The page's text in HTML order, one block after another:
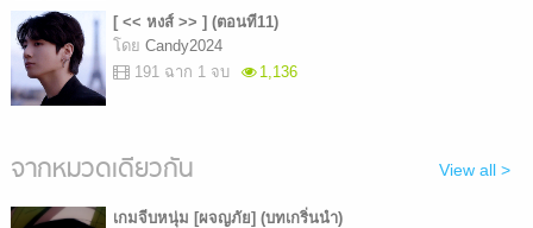
[ << หงส์ >> ] (ตอนที11)
โดย Candy2024
191 ฉาก 1 จบ
1,136
จากหมวดเดียวกัน View all >
เกมจีบหนุ่ม [ผจญภัย] (บทเกริ่นนำ)